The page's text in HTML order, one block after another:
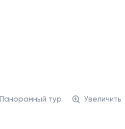
Панорамный тур Увеличить